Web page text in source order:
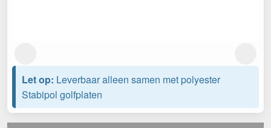
Let op: Leverbaar alleen samen met polyester
Stabipol golfplaten